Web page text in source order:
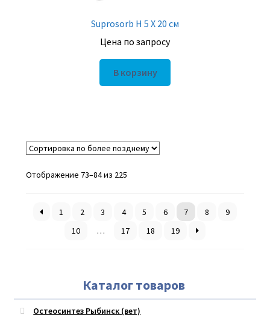
Suprosorb H 5 X 20 см
Цена по запросу
В корзину
Отображение 73–84 из 225
1 2 3 4 5 6 7 8
9
10
… 17 18 19
Каталог товаров
Остеосинтез Рыбинск (вет)